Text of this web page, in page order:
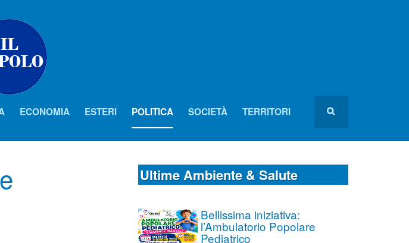
ECONOMIA ESTERI POLITICA SOCIETÀ TERRITORI
Ultime Ambiente & Salute
Bellissima iniziativa:
l’Ambulatorio Popolare
Pediatrico